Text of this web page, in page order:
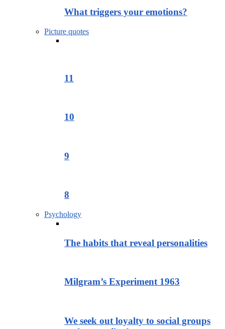
What triggers your emotions?
Picture quotes
11
10
9
8
Psychology
The habits that reveal personalities
Milgram’s Experiment 1963
We seek out loyalty to social groups